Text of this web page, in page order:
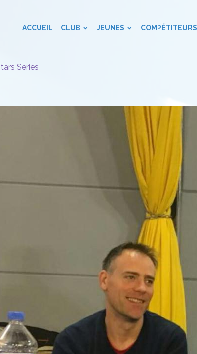
ACCUEIL CLUB JEUNES COMPÉTITEURS
Series